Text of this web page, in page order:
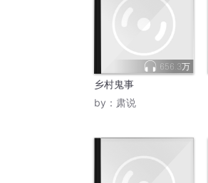
656.3万
乡村鬼事
by： 肃说